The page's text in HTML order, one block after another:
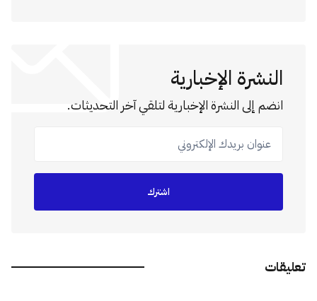
النشرة الإخبارية
انضم إلى النشرة الإخبارية لتلقي آخر التحديثات.
عنوان بريدك الإلكتروني
اشترك
تعليقات